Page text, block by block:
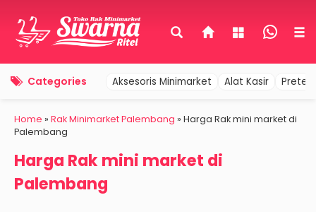
Categories Aksesoris Minimarket Alat Kasir
Home » Rak Minimarket Palembang » Harga Rak mini market di
Palembang
Harga Rak mini market di
Palembang